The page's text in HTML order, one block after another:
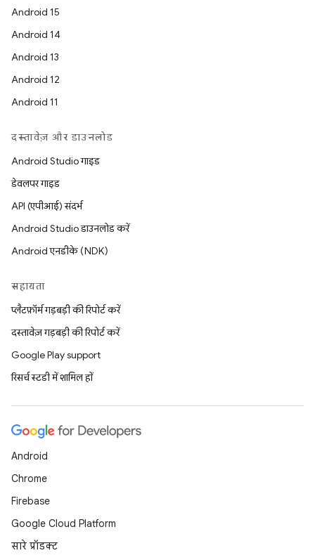
Android 15
Android 14
Android 13
Android 12
Android 11
दस्तावेज़ और डाउनलोड
Android Studio गाइड
डेवलपर गाइड
API (एपीआई) संदर्भ
Android Studio डाउनलोड करें
Android एनडीके (NDK)
सहायता
प्लैटफ़ॉर्म गड़बड़ी की रिपोर्ट करें
दस्तावेज़ गड़बड़ी की रिपोर्ट करें
Google Play support
रिसर्च स्टडी में शामिल हों
Android
Chrome
Firebase
Google Cloud Platform
सारे प्रॉडक्ट